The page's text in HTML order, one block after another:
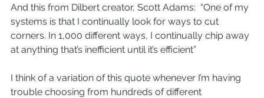
And this from Dilbert creator, Scott Adams:  “One of my
systems is that I continually look for ways to cut
corners. In 1,000 different ways, I continually chip away
at anything that’s inefficient until it’s efficient”
I think of a variation of this quote whenever I’m having
trouble choosing from hundreds of different